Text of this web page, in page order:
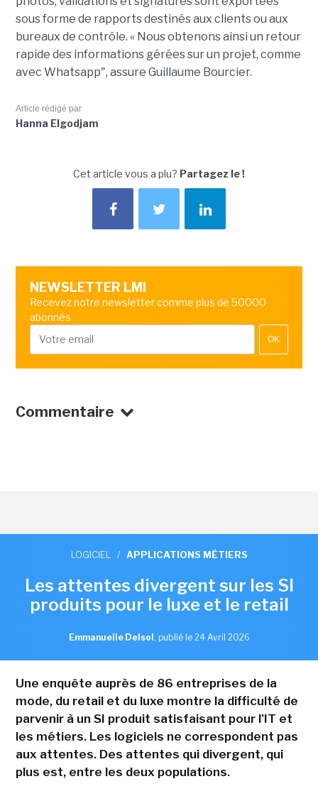
sous forme de rapports destinés aux clients ou aux
bureaux de contrôle. « Nous obtenons ainsi un retour
rapide des informations gérées sur un projet, comme
avec Whatsapp", assure Guillaume Bourcier.
Article rédigé par
Hanna Elgodjam
Cet article vous a plu? Partagez le !
NEWSLETTER LMI
Recevez notre newsletter comme plus de 50000
abonnés
OK
Commentaire
LOGICIEL / APPLICATIONS MÉTIERS
Les attentes divergent sur les SI
produits pour le luxe et le retail
Emmanuelle Delsol , publié le 24 Avril 2026
Une enquête auprès de 86 entreprises de la
mode, du retail et du luxe montre la difficulté de
parvenir à un SI produit satisfaisant pour l'IT et
les métiers. Les logiciels ne correspondent pas
aux attentes. Des attentes qui divergent, qui
plus est, entre les deux populations.